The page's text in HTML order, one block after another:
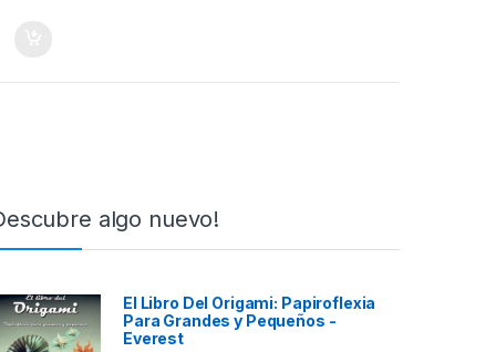
algo nuevo!
El Libro Del Origami: Papiroflexia
Para Grandes y Pequeños -
Everest